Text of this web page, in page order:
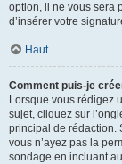
option, il ne vous sera
d’insérer votre
Haut
Comment puis-je
Lorsque vous rédigez
sujet, cliquez sur
principal de rédaction.
vous n’ayez pas la
sondage en incluant